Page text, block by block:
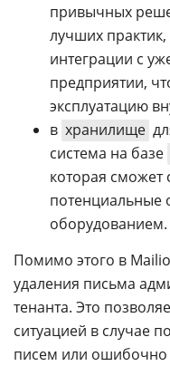
привычных
лучших
интеграции с
предприятии,
эксплуатацию
в хранилище
система на базе
которая сможет
потенциальные
оборудованием.
Помимо этого в
удаления письма
тенанта. Это
ситуацией в случае
писем или ошибочно